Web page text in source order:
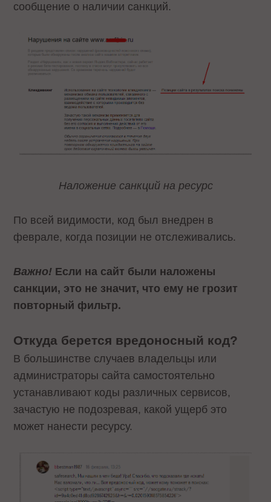
сообщение о наличии санкций.
Наложение санкций на ресурс
По всей видимости, код был внедрен в
феврале, когда позиции не отслеживались.
Важно! Если на сайт были наложены
санкции, это не значит, что ему не грозит
повторный фильтр.
Откуда берется вредоносный код?
В большинстве случаев владельцы или
администраторы сайта самостоятельно
устанавливают коды различных сервисов,
зачастую не подозревая, какой ущерб это
может нанести ресурсу.